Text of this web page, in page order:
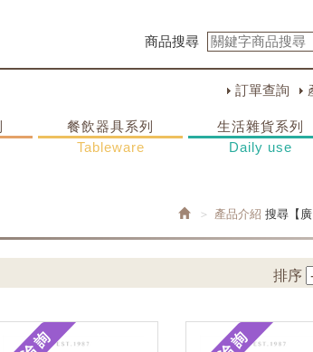
商品搜尋
訂單查詢
餐飲器具系列
Tableware
生活雜貨系列
Daily use
產品介紹 搜尋【
排序